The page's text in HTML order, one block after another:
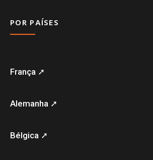
POR PAÍSES
França ➚
Alemanha ➚
Bélgica ➚